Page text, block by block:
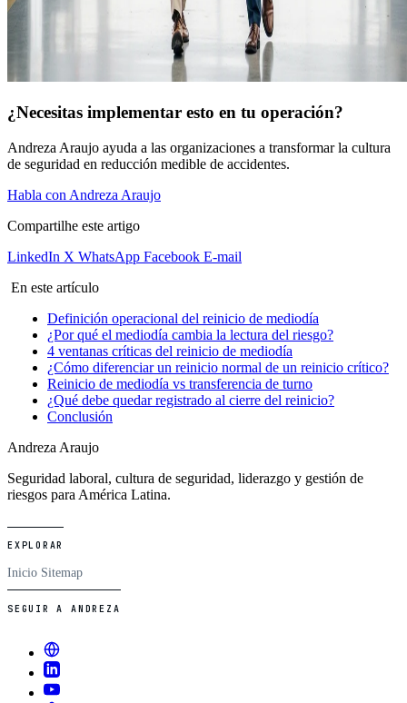
¿Necesitas implementar esto en tu operación?
Andreza Araujo ayuda a las organizaciones a transformar la cultura
de seguridad en reducción medible de accidentes.
Habla con Andreza Araujo
Compartilhe este artigo
LinkedIn X WhatsApp Facebook E-mail
En este artículo
Definición operacional del reinicio de mediodía
¿Por qué el mediodía cambia la lectura del riesgo?
4 ventanas críticas del reinicio de mediodía
¿Cómo diferenciar un reinicio normal de un reinicio crítico?
Reinicio de mediodía vs transferencia de turno
¿Qué debe quedar registrado al cierre del reinicio?
Conclusión
Andreza Araujo
Seguridad laboral, cultura de seguridad, liderazgo y gestión de
riesgos para América Latina.
EXPLORAR
Inicio Sitemap
SEGUIR A ANDREZA